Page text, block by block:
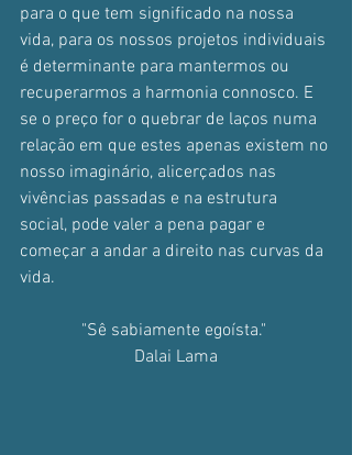
para o que tem significado na nossa
vida, para os nossos projetos individuais
é determinante para mantermos ou
recuperarmos a harmonia connosco. E
se o preço for o quebrar de laços numa
relação em que estes apenas existem no
nosso imaginário, alicerçados nas
vivências passadas e na estrutura
social, pode valer a pena pagar e
começar a andar a direito nas curvas da
vida.
"Sê sabiamente egoísta."
Dalai Lama